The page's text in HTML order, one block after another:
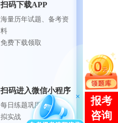
扫码下载APP
海量历年试题、备考资
料
免费下载领取
扫码进入微信小程序
每日练题巩固、考前模
拟实战